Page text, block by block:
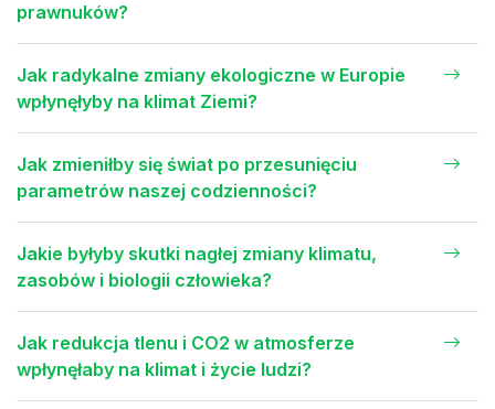
prawnuków?
Jak radykalne zmiany ekologiczne w Europie
wpłynęłyby na klimat Ziemi?
Jak zmieniłby się świat po przesunięciu
parametrów naszej codzienności?
Jakie byłyby skutki nagłej zmiany klimatu,
zasobów i biologii człowieka?
Jak redukcja tlenu i CO2 w atmosferze
wpłynęłaby na klimat i życie ludzi?